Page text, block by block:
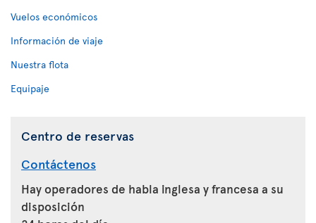
Vuelos económicos
Información de viaje
Nuestra flota
Equipaje
Centro de reservas
Contáctenos
Hay operadores de habla inglesa y francesa a su
disposición